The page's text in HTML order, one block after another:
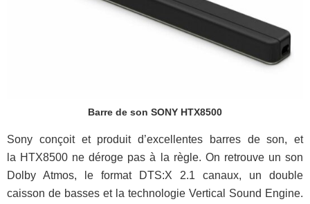
Barre de son SONY HTX8500
Sony conçoit et produit d’excellentes barres de son, et
la HTX8500 ne déroge pas à la règle. On retrouve un son
Dolby Atmos, le format DTS:X 2.1 canaux, un double
caisson de basses et la technologie Vertical Sound Engine.